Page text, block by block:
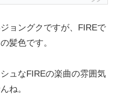
ョングクですが、FIREで
髪色です。
ュなFIREの楽曲の雰囲気
ね。